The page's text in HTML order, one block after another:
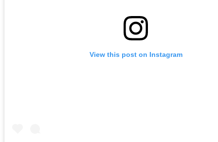
View this post on Instagram